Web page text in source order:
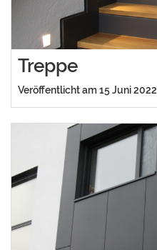
Treppe
Veröffentlicht am 15 Juni 2022